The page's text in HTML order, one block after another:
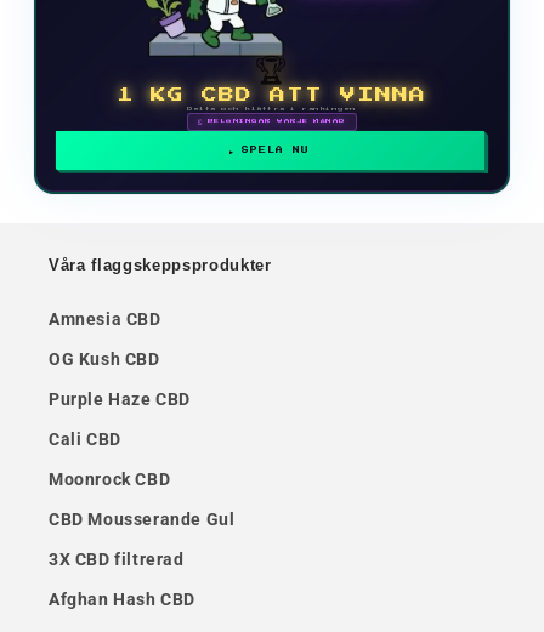
🏆
1 KG CBD ATT VINNA
Delta och klättra i rankingen
🗓 BELÖNINGAR VARJE MÅNAD
SPELA NU
Våra flaggskeppsprodukter
Amnesia CBD
OG Kush CBD
Purple Haze CBD
Cali CBD
Moonrock CBD
CBD Mousserande Gul
3X CBD filtrerad
Afghan Hash CBD